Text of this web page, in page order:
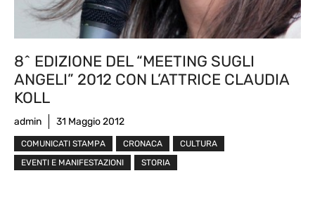
8^ EDIZIONE DEL “MEETING SUGLI
ANGELI” 2012 CON L’ATTRICE CLAUDIA
KOLL
admin 31 Maggio 2012
COMUNICATI STAMPA CRONACA
CULTURA
EVENTI E MANIFESTAZIONI
STORIA